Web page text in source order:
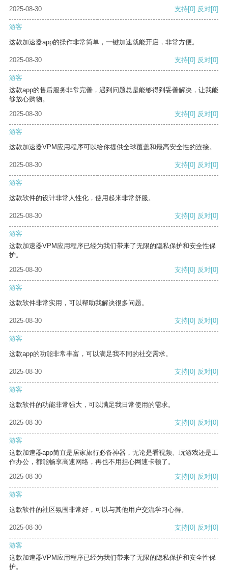
2025-08-30 支持[0] 反对[0]
游客
这款加速器app的操作非常简单，一键加速就能开启，非常方便。
2025-08-30 支持[0] 反对[0]
游客
这款app的售后服务非常完善，遇到问题总是能够得到妥善解决，让我能
够放心购物。
2025-08-30
支持[0] 反对[0]
游客
这款加速器VPM应用程序可以给你提供全球覆盖和最高安全性的连接。
2025-08-30 支持[0] 反对[0]
游客
这款软件的设计非常人性化，使用起来非常舒服。
2025-08-30 支持[0] 反对[0]
游客
这款加速器VPM应用程序已经为我们带来了无限的隐私保护和安全性保
护。
2025-08-30
支持[0] 反对[0]
游客
这款软件非常实用，可以帮助我解决很多问题。
2025-08-30 支持[0] 反对[0]
游客
这款app的功能非常丰富，可以满足我不同的社交需求。
2025-08-30 支持[0] 反对[0]
游客
这款软件的功能非常强大，可以满足我日常使用的需求。
2025-08-30 支持[0] 反对[0]
游客
这款加速器app简直是居家旅行必备神器，无论是看视频、玩游戏还是工
作办公，都能畅享高速网络，再也不用担心网速卡顿了。
2025-08-30
支持[0] 反对[0]
游客
这款软件的社区氛围非常好，可以与其他用户交流学习心得。
2025-08-30 支持[0] 反对[0]
游客
这款加速器VPM应用程序已经为我们带来了无限的隐私保护和安全性保
护。